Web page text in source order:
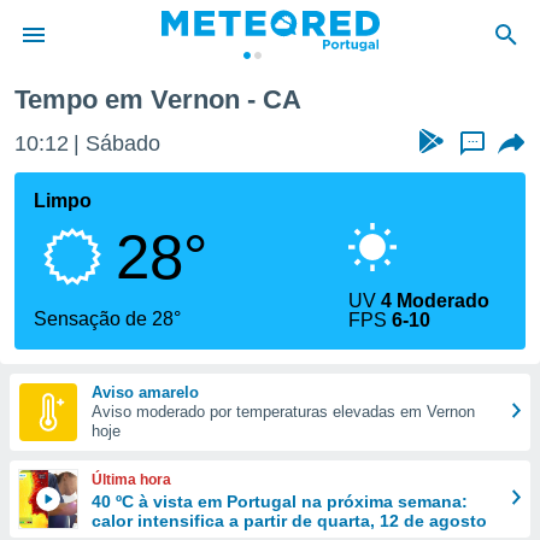
da
foi
fornecidas
a este
das
e
forma
digital
Tempo em Vernon - CA
10:12 Sábado ...
Limpo
28°
Sensação de 28°
UV4 Moderado
FPS6-10
Aviso amarelo
Aviso moderado por temperaturas elevadas em Vernon
hoje
Última hora
40 ºC à vista em Portugal na próxima semana:
calor intensifica a partir de quarta, 12 de agosto